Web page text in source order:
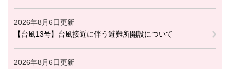
2026年8月6日更新
【台風13号】台風接近に伴う避難所開設について
2026年8月6日更新